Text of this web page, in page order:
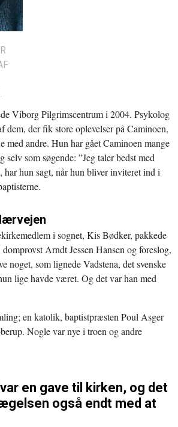
Viborg Pilgrimscentrum i 2004. Psykolog
dem, der fik store oplevelser på Caminoen,
med andre. Hun har gået Caminoen mange
selv som søgende: ”Jeg taler bedst med
har hun sagt, når hun bliver inviteret ind i
i sognet, Kis Bødker, pakkede
Arndt Jessen Hansen og foreslog,
noget, som lignede Vadstena, det svenske
lige havde været. Og det var han med
en katolik, baptistpræsten Poul Asger
Nogle var nye i troen og andre
en gave til kirken, og det
også endt med at